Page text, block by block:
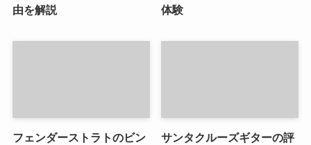
由を解説
体験
フェンダーストラトのビン
サンタクルーズギターの評